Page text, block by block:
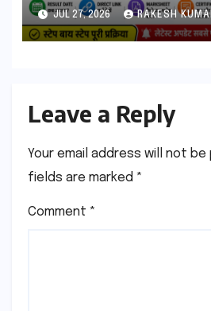
आएगा? यहां देखें
Direct Link,
Download Process
JUL 27, 2026 RAKESH
Leave a Reply
Your email address will not be
fields are marked *
Comment *